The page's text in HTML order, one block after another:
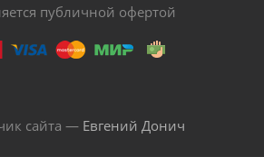
публичной офертой
сайта — Евгений Донич